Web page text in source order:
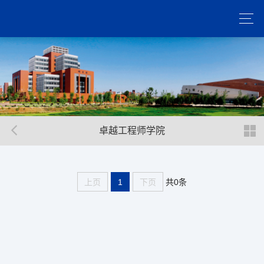
卓越工程师学院
上页 1 下页 共0条